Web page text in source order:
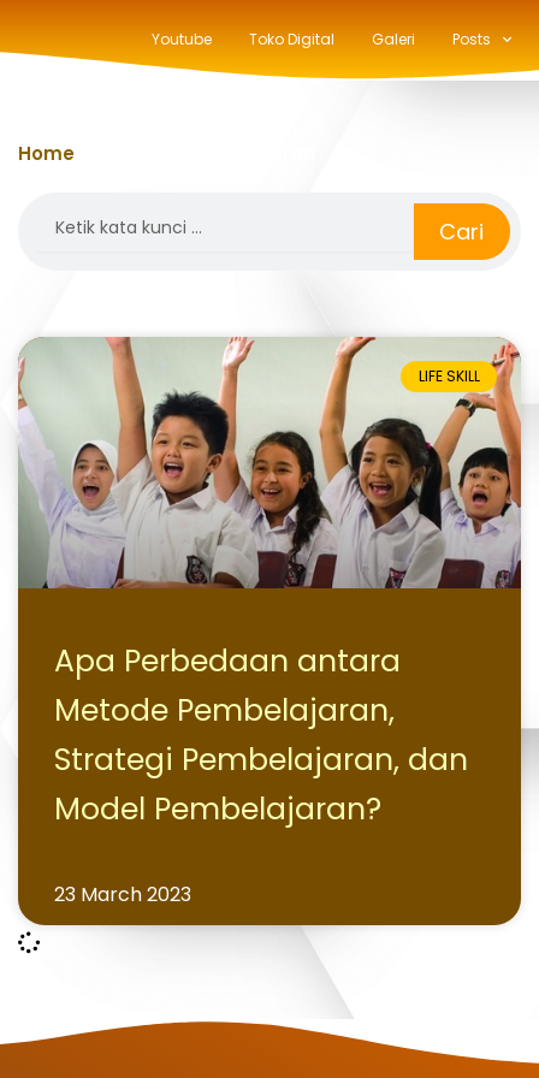
Youtube Toko Digital Galeri Posts
Home
Cari
LIFE SKILL
Apa Perbedaan antara
Metode Pembelajaran,
Strategi Pembelajaran, dan
Model Pembelajaran?
23 March 2023